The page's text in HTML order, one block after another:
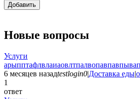
Добавить
Новые вопросы
Услуги
6 месяцев назадtestlogin0|Доставка еды|
1
ответ